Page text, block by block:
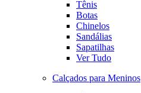
Tênis
Botas
Chinelos
Sandálias
Sapatilhas
Ver Tudo
Calçados para Meninos